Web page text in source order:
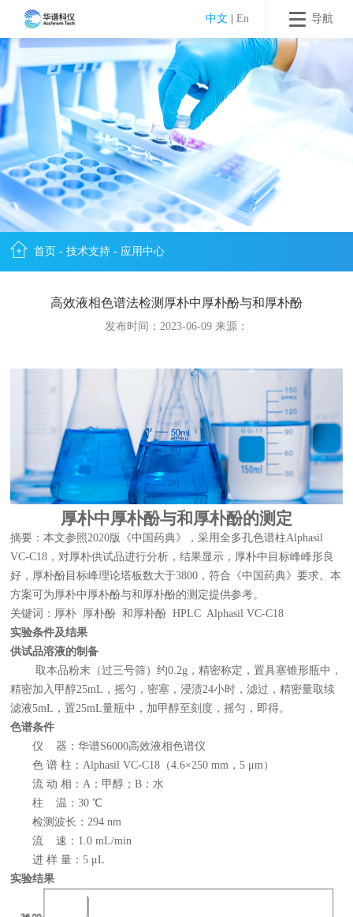
导航
中文 En
首页 -技术支持 - 应用中心
高效液相色谱法检测厚朴中厚朴酚与和厚朴酚
发布时间：2023-06-09 来源：
厚朴中厚朴酚与和厚朴酚的测定
摘要：本文参照2020版《中国药典》，采用全多孔色谱柱Alphasil
VC-C18，对厚朴供试品进行分析，结果显示，厚朴中目标峰峰形良
好，厚朴酚目标峰理论塔板数大于3800，符合《中国药典》要求。本
方案可为厚朴中厚朴酚与和厚朴酚的测定提供参考。
关键词：厚朴 厚朴酚 和厚朴酚 HPLC Alphasil VC-C18
实验条件及结果
供试品溶液的制备
取本品粉末（过三号筛）约0.2g，精密称定，置具塞锥形瓶中，
精密加入甲醇25mL，摇匀，密塞，浸渍24小时，滤过，精密量取续
滤液5mL，置25mL量瓶中，加甲醇至刻度，摇匀，即得。
色谱条件
仪 器：华谱S6000高效液相色谱仪
色 谱 柱：Alphasil VC-C18（4.6×250 mm，5 μm）
流 动 相：A：甲醇；B：水
柱 温：30 ℃
检测波长：294 nm
流 速：1.0 mL/min
进 样 量：5 μL
实验结果